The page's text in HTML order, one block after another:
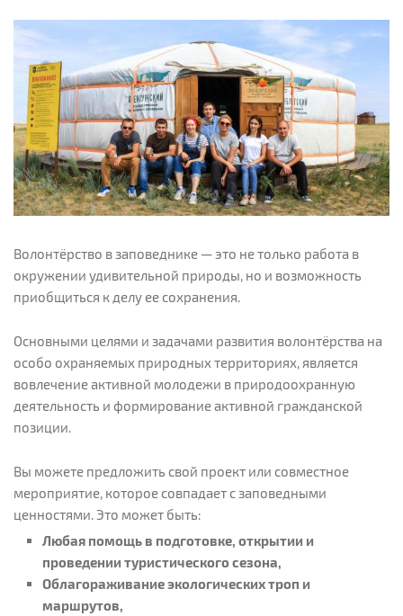
Волонтёрство в заповеднике — это не только работа в
окружении удивительной природы, но и возможность
приобщиться к делу ее сохранения.
Основными целями и задачами развития волонтёрства на
особо охраняемых природных территориях, является
вовлечение активной молодежи в природоохранную
деятельность и формирование активной гражданской
позиции.
Вы можете предложить свой проект или совместное
мероприятие, которое совпадает с заповедными
ценностями. Это может быть:
Любая помощь в подготовке, открытии и
проведении туристического сезона,
Облагораживание экологических троп и
маршрутов,